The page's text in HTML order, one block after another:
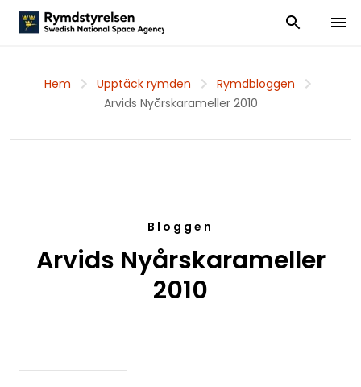
Visa och dölj
Visa
Hem Upptäck rymden
Rymdbloggen
Arvids Nyårskarameller 2010
Bloggen
Arvids Nyårskarameller
2010